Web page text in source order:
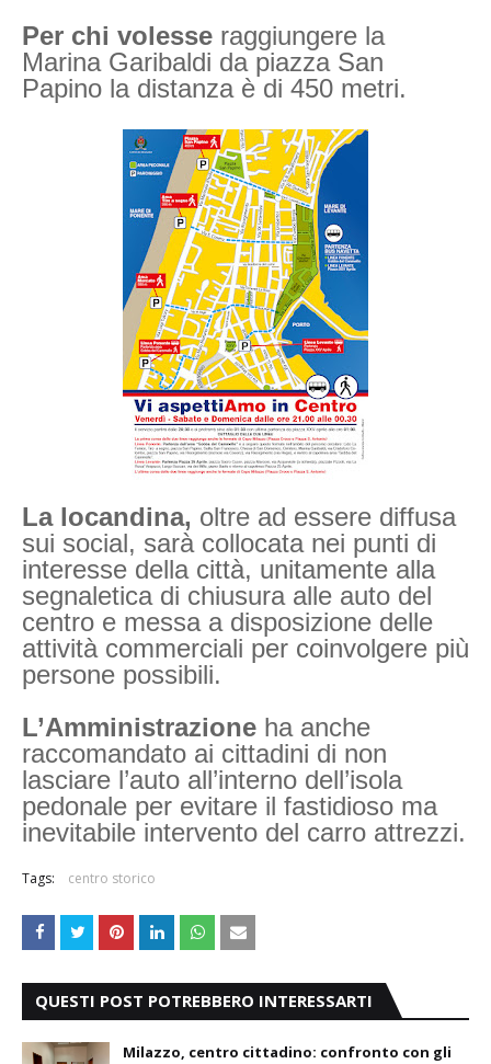
Per chi volesse raggiungere la
Marina Garibaldi da piazza San
Papino la distanza è di 450 metri.
La locandina, oltre ad essere diffusa
sui social, sarà collocata nei punti di
interesse della città, unitamente alla
segnaletica di chiusura alle auto del
centro e messa a disposizione delle
attività commerciali per coinvolgere più
persone possibili.
L’Amministrazione ha anche
raccomandato ai cittadini di non
lasciare l’auto all’interno dell’isola
pedonale per evitare il fastidioso ma
inevitabile intervento del carro attrezzi.
Tags: centro storico
QUESTI POST POTREBBERO INTERESSARTI
Milazzo, centro cittadino: confronto con gli